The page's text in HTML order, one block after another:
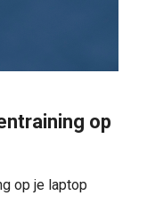
op
op je laptop